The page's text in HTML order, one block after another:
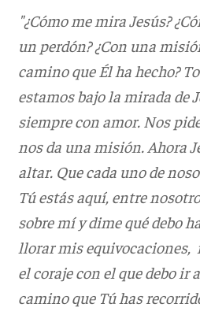
"¿Cómo me mira Jesús?
un perdón? ¿Con una
camino que Él ha hecho?
estamos bajo la mirada de
siempre con amor. Nos
nos da una misión. Ahora
altar. Que cada uno de
Tú estás aquí, entre
sobre mí y dime qué debo
llorar mis equivocaciones,
el coraje con el que debo ir
camino que Tú has